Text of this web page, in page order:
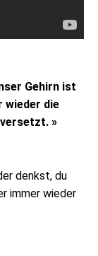
Gehirn ist
wieder die
»
denkst, du
immer wieder